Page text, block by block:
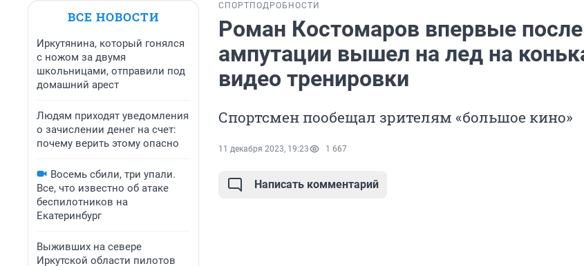
ВСЕ НОВОСТИ
Иркутянина, который гонялся
с ножом за двумя
школьницами, отправили под
домашний арест
Людям приходят уведомления
о зачислении денег на счет:
почему верить этому опасно
Восемь сбили, три упали.
Все, что известно об атаке
беспилотников на
Екатеринбург
Выживших на севере
Иркутской области пилотов
СПОРТ ПОДРОБНОСТИ
Роман Костомаров впервые после
ампутации вышел на лед на
видео тренировки
Спортсмен пообещал зрителям «большое кино»
11 декабря 2023, 19:23 1 667
Написать комментарий